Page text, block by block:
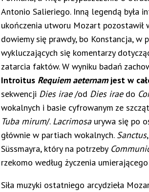
Antonio Salieriego. Inną legendą była
ukończenia utworu Mozart pozostawił
dowiemy się prawdy, bo Konstancja, w
wykluczających się komentarzy
zatarcia faktów. W wyniku badań
Introitus Requiem aeternamjest w
sekwencji Dies irae/od Dies iraedo
wokalnych i basie cyfrowanym ze
Tuba mirum/. Lacrimosa urywa się po
głównie w partiach wokalnych. Sanctus,
Süssmayra, który na potrzeby
rzekomo według życzenia
Siła muzyki ostatniego arcydzieła